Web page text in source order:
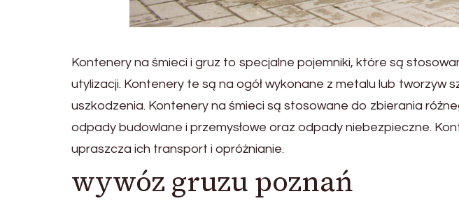
Kontenery na śmieci i gruz to specjalne pojemniki, które są
utylizacji. Kontenery te są na ogół wykonane z metalu lub tworzyw
uszkodzenia. Kontenery na śmieci są stosowane do zbierania
odpady budowlane i przemysłowe oraz odpady niebezpieczne.
upraszcza ich transport i opróżnianie.
wywóz gruzu poznań